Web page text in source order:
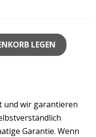
LEGEN
und wir garantieren
Garantie. Wenn